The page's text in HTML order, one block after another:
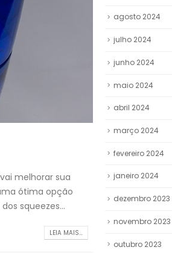
melhorar sua
ótima opção
squeezes...
LEIA MAIS...
agosto 2024
julho 2024
junho 2024
maio 2024
abril 2024
março 2024
fevereiro 2024
janeiro 2024
dezembro 2023
novembro 2023
outubro 2023